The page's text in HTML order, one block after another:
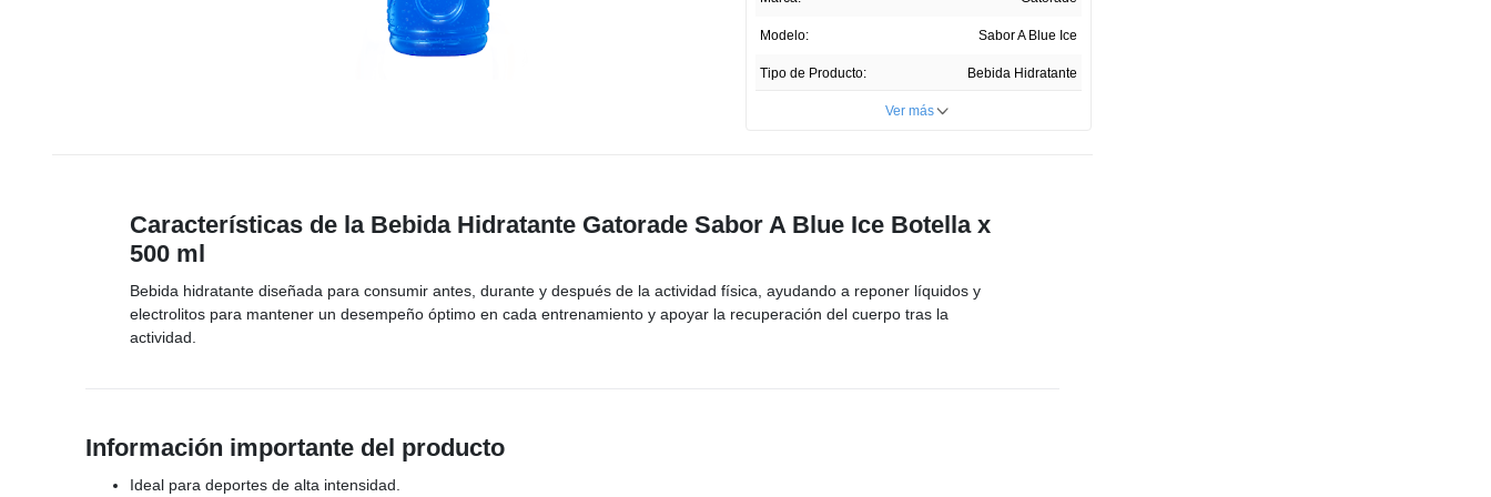
Enlace
misma
Modelo: Sabor A Blue Ice
Tipo de Producto: Bebida Hidratante
Registro Invima: RSA-003939-2017
Profundidad ITEM:
Ver más
Características de la Bebida Hidratante Gatorade Sabor A Blue Ice Botella x
500 ml
Bebida hidratante diseñada para consumir antes, durante y después de la actividad física, ayudando a reponer líquidos y
electrolitos para mantener un desempeño óptimo en cada entrenamiento y apoyar la recuperación del cuerpo tras la
actividad.
Información importante del producto
Ideal para deportes de alta intensidad.